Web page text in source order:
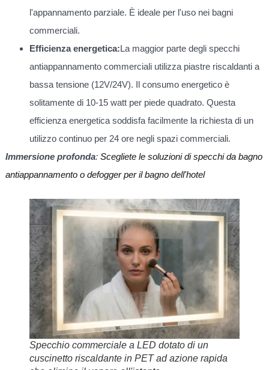
l'appannamento parziale. È ideale per l'uso nei bagni
commerciali.
Efficienza energetica:La maggior parte degli specchi
antiappannamento commerciali utilizza piastre riscaldanti a
bassa tensione (12V/24V). Il consumo energetico è
solitamente di 10-15 watt per piede quadrato. Questa
efficienza energetica soddisfa facilmente la richiesta di un
utilizzo continuo per 24 ore negli spazi commerciali.
Immersione profonda: Scegliete le soluzioni di specchi da bagno
antiappannamento o defogger per il bagno dell'hotel
Specchio commerciale a LED dotato di un
cuscinetto riscaldante in PET ad azione rapida